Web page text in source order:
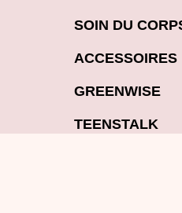
SOIN DU
ACCESSOIRES
GREENWISE
TEENSTALK